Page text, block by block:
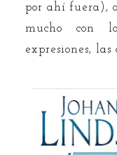
por ahí fuera),
mucho con
expresiones, las